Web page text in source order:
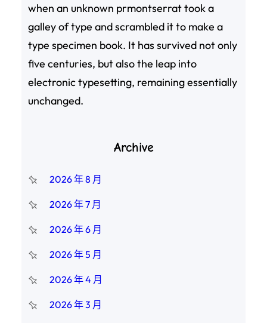
when an unknown prmontserrat took a
galley of type and scrambled it to make a
type specimen book. It has survived not only
five centuries, but also the leap into
electronic typesetting, remaining essentially
unchanged.
Archive
2026 年 8 月
2026 年 7 月
2026 年 6 月
2026 年 5 月
2026 年 4 月
2026 年 3 月